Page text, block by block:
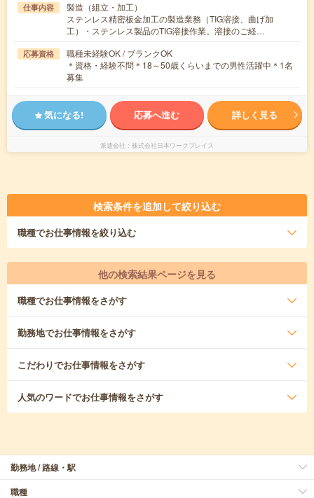
仕事内容
製造（組立・加工）
ステンレス精密板金加工の製造業務（TIG溶接、曲げ加
工）・ステンレス製品のTIG溶接作業。溶接のご経…
応募資格
職種未経験OK / ブランクOK
＊資格・経験不問＊18～50歳くらいまでの男性活躍中＊1名
募集
気になる! 応募へ進む 詳しく見る
派遣会社 株式会社日本ワークプレイス
検索条件を追加して絞り込む
職種でお仕事情報を絞り込む
他の検索結果ページを見る
職種でお仕事情報をさがす
勤務地でお仕事情報をさがす
こだわりでお仕事情報をさがす
人気のワードでお仕事情報をさがす
勤務地 / 路線・駅
職種